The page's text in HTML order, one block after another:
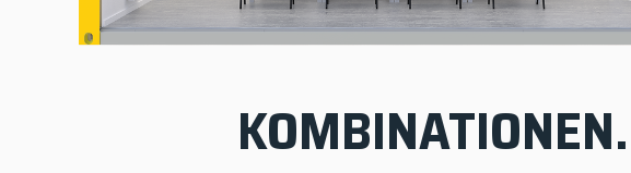
KOMBINATIONEN.